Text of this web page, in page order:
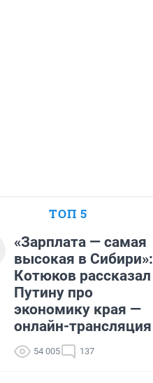
ТОП 5
«Зарплата — самая
высокая в Сибири»:
Котюков рассказал
Путину про
экономику края —
онлайн-трансляция
54 005 137